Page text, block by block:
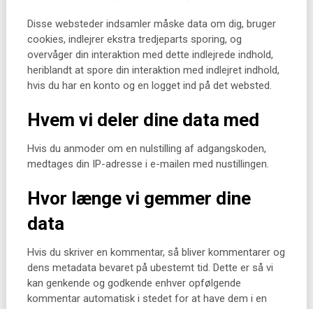
Disse websteder indsamler måske data om dig, bruger
cookies, indlejrer ekstra tredjeparts sporing, og
overvåger din interaktion med dette indlejrede indhold,
heriblandt at spore din interaktion med indlejret indhold,
hvis du har en konto og en logget ind på det websted.
Hvem vi deler dine data med
Hvis du anmoder om en nulstilling af adgangskoden,
medtages din IP-adresse i e-mailen med nustillingen.
Hvor længe vi gemmer dine
data
Hvis du skriver en kommentar, så bliver kommentarer og
dens metadata bevaret på ubestemt tid. Dette er så vi
kan genkende og godkende enhver opfølgende
kommentar automatisk i stedet for at have dem i en